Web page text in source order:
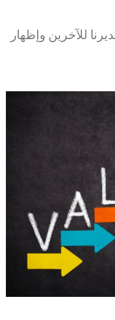
للآخرين وإظهار